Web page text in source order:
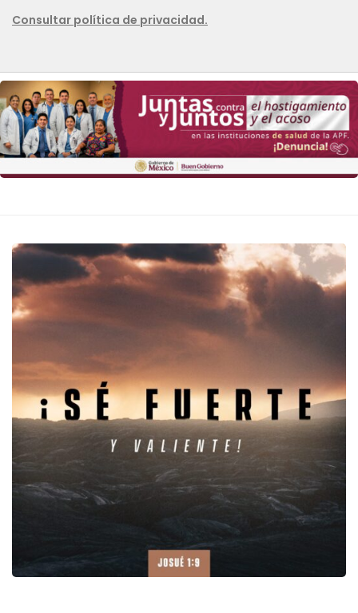
Consultar política de privacidad.